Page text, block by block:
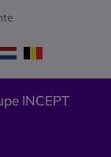
INCEPT